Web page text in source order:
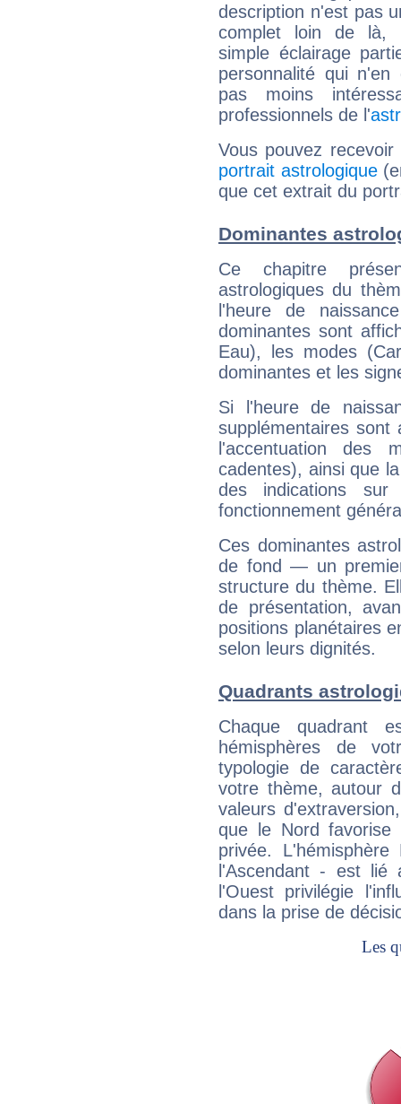
description n'est pas
complet loin de là,
simple éclairage
personnalité qui n'en
pas moins
professionnels de l'
Vous pouvez
portrait astrologique
que cet extrait du
Dominantes
Ce chapitre
astrologiques du
l'heure de
dominantes sont
Eau), les modes
dominantes et les
Si l'heure de
supplémentaires sont
l'accentuation des
cadentes), ainsi que
des indications sur
fonctionnement
Ces dominantes
de fond — un
structure du thème.
de présentation,
positions planétaires
selon leurs dignités.
Quadrants
Chaque quadrant
hémisphères de
typologie de
votre thème, autour
valeurs
que le Nord favorise
privée.
l'Ascendant - est
l'Ouest privilégie
dans la prise de